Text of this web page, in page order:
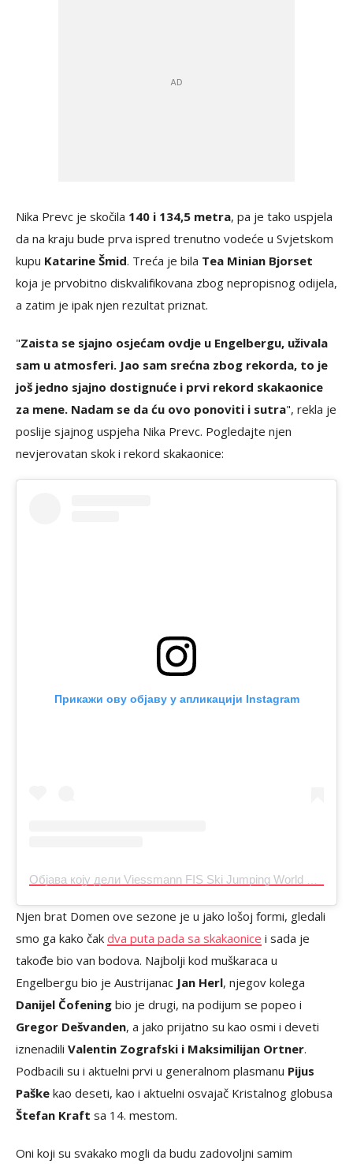
Nika Prevc je skočila 140 i 134,5 metra, pa je tako uspjela
da na kraju bude prva ispred trenutno vodeće u Svjetskom
kupu Katarine Šmid. Treća je bila Tea Minian Bjorset
koja je prvobitno diskvalifikovana zbog nepropisnog odijela,
a zatim je ipak njen rezultat priznat.
"Zaista se sjajno osjećam ovdje u Engelbergu, uživala
sam u atmosferi. Jao sam srećna zbog rekorda, to je
još jedno sjajno dostignuće i prvi rekord skakaonice
za mene. Nadam se da ću ovo ponoviti i sutra", rekla je
poslije sjajnog uspjeha Nika Prevc. Pogledajte njen
nevjerovatan skok i rekord skakaonice:
Прикажи ову објаву у апликацији Instagram
Објава коју дели Viessmann FIS Ski Jumping World Cup (@fisskijumping)
Njen brat Domen ove sezone je u jako lošoj formi, gledali
smo ga kako čak dva puta pada sa skakaonice i sada je
takođe bio van bodova. Najbolji kod muškaraca u
Engelbergu bio je Austrijanac Jan Herl, njegov kolega
Danijel Čofening bio je drugi, na podijum se popeo i
Gregor Dešvanden, a jako prijatno su kao osmi i deveti
iznenadili Valentin Zografski i Maksimilijan Ortner.
Podbacili su i aktuelni prvi u generalnom plasmanu Pijus
Paške kao deseti, kao i aktuelni osvajač Kristalnog globusa
Štefan Kraft sa 14. mestom.
Oni koji su svakako mogli da budu zadovoljni samim